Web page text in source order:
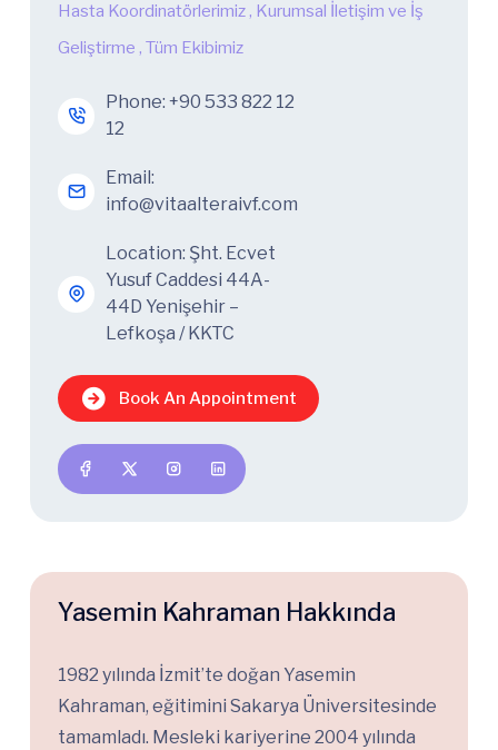
Hasta Koordinatörlerimiz , Kurumsal İletişim ve İş
Geliştirme , Tüm Ekibimiz
Phone: +90 533 822 12
12
Email:
info@vitaalteraivf.com
Location: Şht. Ecvet
Yusuf Caddesi 44A-
44D Yenişehir –
Lefkoşa / KKTC
Book An Appointment
Yasemin Kahraman Hakkında
1982 yılında İzmit’te doğan Yasemin
Kahraman, eğitimini Sakarya Üniversitesinde
tamamladı. Mesleki kariyerine 2004 yılında